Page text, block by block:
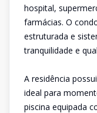
hospital,
farmácias. O
estruturada e
tranquilidade e
A residência
ideal para
piscina equipada